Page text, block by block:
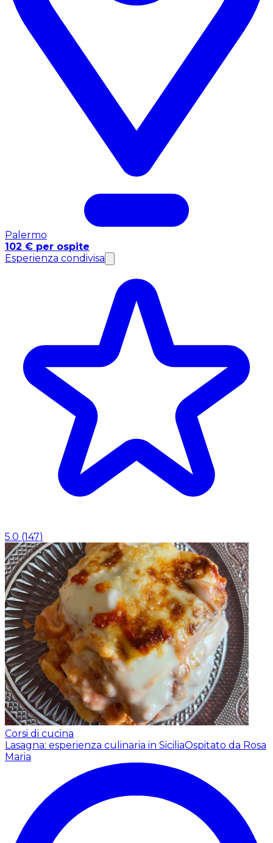
Palermo
102 € per ospite
Esperienza condivisa
5.0 (147)
Corsi di cucina
Lasagna: esperienza culinaria in SiciliaOspitato da Rosa
Maria